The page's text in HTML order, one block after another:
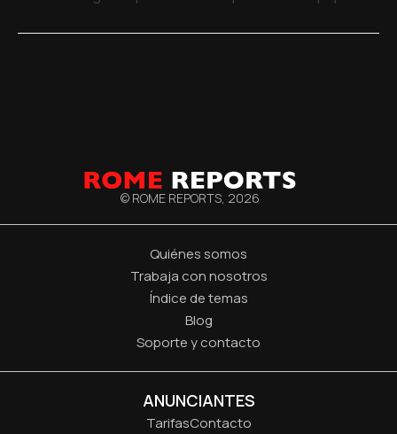
© ROME REPORTS, 2026
Quiénes somos
Trabaja con nosotros
Índice de temas
Blog
Soporte y contacto
ANUNCIANTES
TarifasContacto